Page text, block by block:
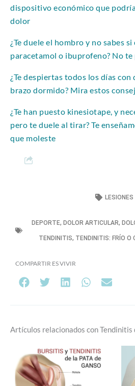
dispositivo económico que
dolor
¿Te duele el hombro y no sabes
paracetamol o ibuprofeno? No
¿Te despiertas todos los días
brazo dormido? Mira estos
¿Te han puesto kinesiotape, y
pero te duele al tirar? Te
que moleste
LESIONES
DEPORTE, DOLOR ARTICULAR,
TENDINITIS, TENDINITIS: FRÍO O
COMPARTIR ES VIVIR
Artículos relacionados con Tendinitis